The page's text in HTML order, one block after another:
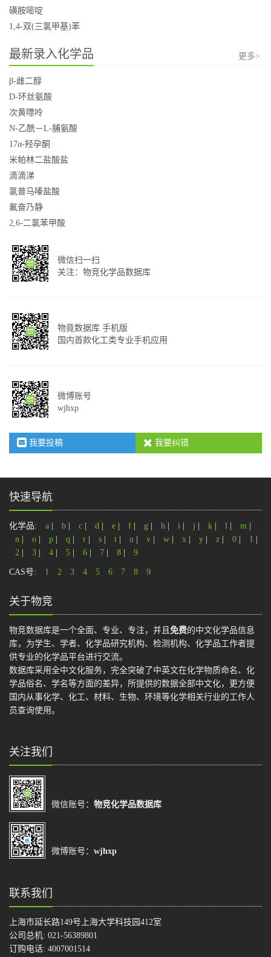
磺胺嘧啶
1,4-双(三氯甲基)苯
最新录入化学品 更多>
β-雌二醇
D-环丝氨酸
次黄嘌呤
N-乙酰－L-脯氨酸
17α-羟孕酮
米帕林二盐酸盐
滴滴涕
氯普马嗪盐酸
氟奋乃静
2,6-二氯苯甲酸
微信扫一扫
关注：物竞化学品数据库
物竟数据库 手机版
国内首款化工类专业手机应用
微博账号
wjhxp
我要投稿 我要纠错
快速导航
化学品: a b c d e f g h i j k l m
n
o p q r s t u v w x y z 0 1
2
3 4 5 6 7 8 9
CAS号: 1 2 3 4 5 6 7 8 9
关于物竞
物竞数据库是一个全面、专业、专注，并且 免费的中文化学品信息
库，为学生、学者、化学品研究机构、检测机构、化学品工作者提
供专业的化学品平台进行交流。
数据库采用全中文化服务，完全突破了中英文在化学物质命名、化
学品俗名、学名等方面的差异，所提供的数据全部中文化，更方便
国内从事化学、化工、材料、生物、环境等化学相关行业的工作人
员查询使用。
关注我们
微信账号： 物竞化学品数据库
微博账号： wjhxp
联系我们
上海市延长路149号上海大学科技园412室
公司总机: 021-56389801
订购电话: 4007001514